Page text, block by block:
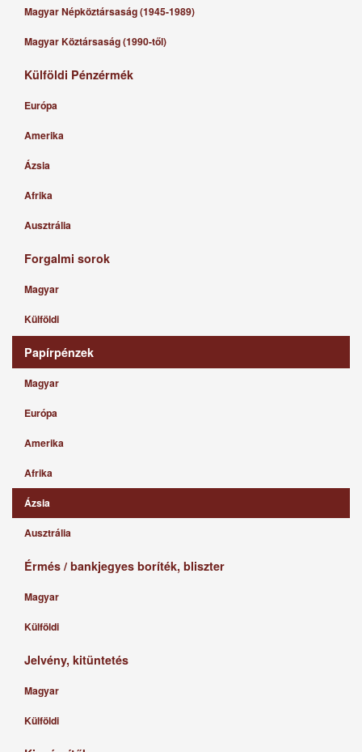
Magyar Népköztársaság (1945-1989)
Magyar Köztársaság (1990-től)
Külföldi Pénzérmék
Európa
Amerika
Ázsia
Afrika
Ausztrália
Forgalmi sorok
Magyar
Külföldi
Papírpénzek
Magyar
Európa
Amerika
Afrika
Ázsia
Ausztrália
Érmés / bankjegyes boríték, bliszter
Magyar
Külföldi
Jelvény, kitüntetés
Magyar
Külföldi